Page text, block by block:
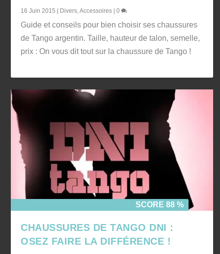
16 Juin 2015 Divers,Accessoires |0
Guide et conseils pour bien choisir ses chaussures
de Tango argentin. Taille, hauteur de talon, semelle,
prix : On vous dit tout sur la chaussure de Tango !
SCORE 88 %
CHAUSSURES DE TANGO DNI :
OSEZ FAIRE LA DIFFÉRENCE !